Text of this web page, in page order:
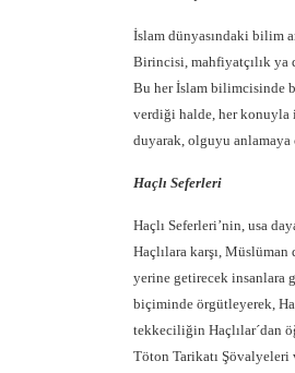
İslam dünyasındaki bilim
Birincisi, mahfiyatçılık ya
Bu her İslam bilimcisinde
verdiği halde, her konuyla
duyarak, olguyu anlamaya
Haçlı Seferleri
Haçlı Seferleri’nin, usa
Haçlılara karşı,
yerine getirecek insanlara
biçiminde örgütleyerek,
tekkeciliğin Haçlılar´dan
Töton Tarikatı Şövalyeleri